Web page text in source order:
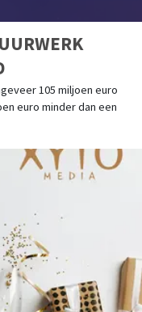
105 miljoen euro
euro minder dan een